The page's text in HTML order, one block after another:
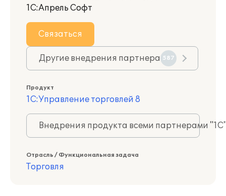
1С:Апрель Софт
Связаться
Другие внедрения партнера 587
Продукт
1С:Управление торговлей 8
Внедрения продукта всеми партнерами
Отрасль / Функциональная задача
Торговля